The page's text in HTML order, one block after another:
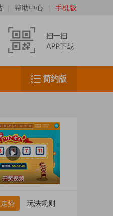
帮助中心 手机版
载移动客户端
简约版
势 玩法规则